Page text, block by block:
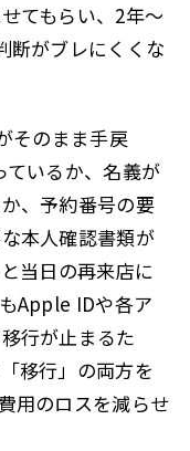
てもらい、2年〜
断がブレにくくな
そのまま手戻
ているか、名義が
、予約番号の要
本人確認書類が
当日の再来店に
Apple IDや各ア
行が止まるた
移行」の両方を
用のロスを減らせ